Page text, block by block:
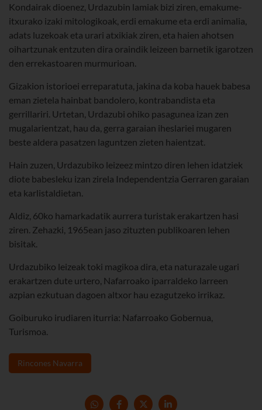
Kondairak dioenez, Urdazubin lamiak bizi ziren, emakume-
itxurako izaki mitologikoak, erdi emakume eta erdi animalia,
adats luzekoak eta urari atxikiak ziren, eta haien ahotsen
oihartzunak entzuten dira oraindik leizeen barnetik igarotzen
den errekastoaren murmurioan.
Gizakion istorioei erreparatuta, jakina da koba hauek babesa
eman zietela hainbat bandolero, kontrabandista eta
gerrillariri. Urtetan, Urdazubi ohiko pasagunea izan zen
mugalarientzat, hau da, gerra garaian iheslariei mugaren
beste aldera pasatzen laguntzen zieten haientzat.
Hain zuzen, Urdazubiko leizeez mintzo diren lehen idatziek
diote babesleku izan zirela Independentzia Gerraren garaian
eta karlistaldietan.
Aldiz, 60ko hamarkadatik aurrera turistak erakartzen hasi
ziren. Zehazki, 1965ean jaso zituzten publikoaren lehen
bisitak.
Urdazubiko leizeak toki magikoa dira, eta naturazale ugari
erakartzen dute urtero, Nafarroako iparraldeko larreen
azpian ezkutuan dagoen altxor hau ezagutzeko irrikaz.
Goiburuko irudiaren iturria: Nafarroako Gobernua,
Turismoa.
Rincones Navarra